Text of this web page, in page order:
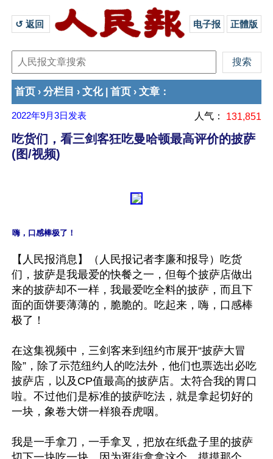
↺ 返回 电子报 正體版
首页 › 分栏目 › 文化| 首页 › 文章 ：
2022年9月3日 发表 人气： 131,851
吃货们，看三剑客狂吃曼哈顿最高评价的披萨
(图/视频)
嗨，口感棒极了！
【人民报消息】（人民报记者李廉和报导）吃货
们，披萨是我最爱的快餐之一，但每个披萨店做出
来的披萨却不一样，我最爱吃全料的披萨，而且下
面的面饼要薄薄的，脆脆的。吃起来，嗨，口感棒
极了！
在这集视频中，三剑客来到纽约市展开“披萨大冒
险”，除了示范纽约人的吃法外，他们也票选出必吃
披萨店，以及CP值最高的披萨店。太符合我的胃口
啦。不过他们是标准的披萨吃法，就是拿起切好的
一块，象卷大饼一样狼吞虎咽。
我是一手拿刀，一手拿叉，把放在纸盘子里的披萨